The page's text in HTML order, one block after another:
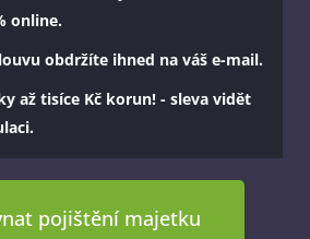
online.
obdržíte ihned na váš e-mail.
až tisíce Kč korun! - sleva vidět
pojištění majetku